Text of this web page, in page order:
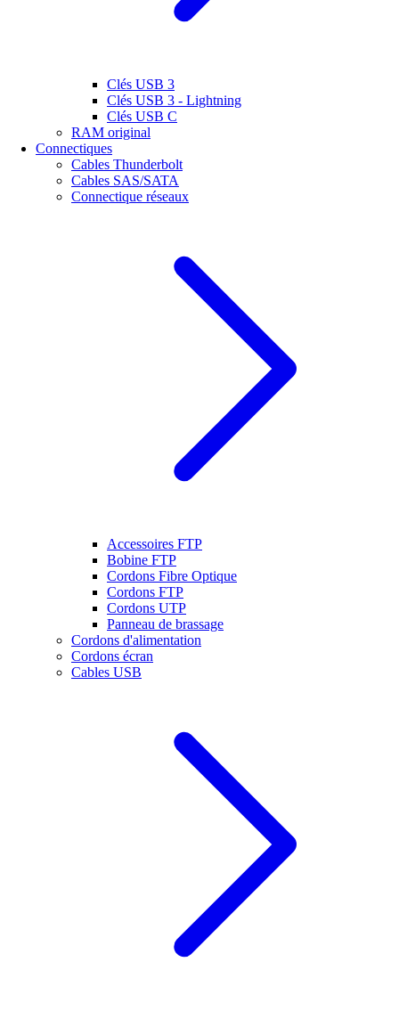
Clés USB 3
Clés USB 3 - Lightning
Clés USB C
RAM original
Connectiques
Cables Thunderbolt
Cables SAS/SATA
Connectique réseaux
Accessoires FTP
Bobine FTP
Cordons Fibre Optique
Cordons FTP
Cordons UTP
Panneau de brassage
Cordons d'alimentation
Cordons écran
Cables USB